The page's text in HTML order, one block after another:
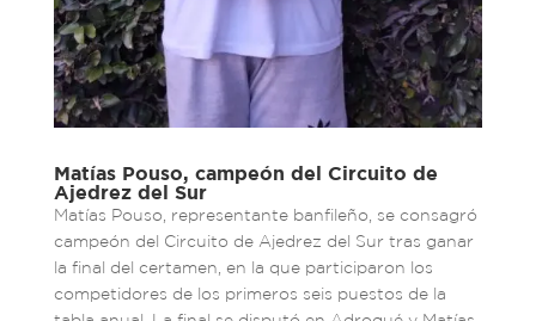
Matías Pouso, campeón del Circuito de
Ajedrez del Sur
Matías Pouso, representante banfileño, se consagró
campeón del Circuito de Ajedrez del Sur tras ganar
la final del certamen, en la que participaron los
competidores de los primeros seis puestos de la